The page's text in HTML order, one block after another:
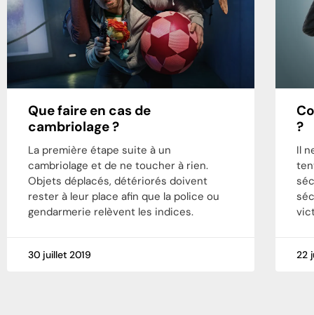
Que faire en cas de
cambriolage ?
La première étape suite à un
cambriolage et de ne toucher à rien.
Objets déplacés, détériorés doivent
rester à leur place afin que la police ou
gendarmerie relèvent les indices.
30 juillet 2019
?
Il
22